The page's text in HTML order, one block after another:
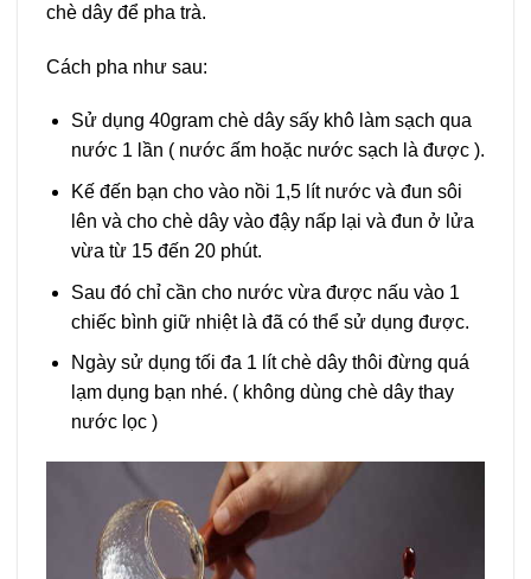
chè dây để pha trà.
Cách pha như sau:
Sử dụng 40gram chè dây sấy khô làm sạch qua
nước 1 lần ( nước ấm hoặc nước sạch là được ).
Kế đến bạn cho vào nồi 1,5 lít nước và đun sôi
lên và cho chè dây vào đậy nấp lại và đun ở lửa
vừa từ 15 đến 20 phút.
Sau đó chỉ cần cho nước vừa được nấu vào 1
chiếc bình giữ nhiệt là đã có thể sử dụng được.
Ngày sử dụng tối đa 1 lít chè dây thôi đừng quá
lạm dụng bạn nhé. ( không dùng chè dây thay
nước lọc )